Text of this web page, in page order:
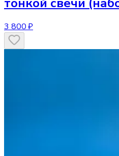
3 800 ₽